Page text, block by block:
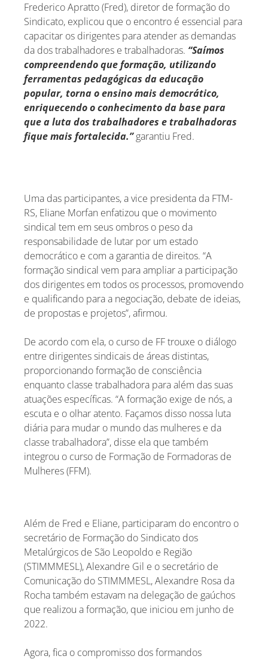
Frederico Apratto (Fred), diretor de formação do
Sindicato, explicou que o encontro é essencial para
capacitar os dirigentes para atender as demandas
da dos trabalhadores e trabalhadoras. “Saímos
compreendendo que formação, utilizando
ferramentas pedagógicas da educação
popular, torna o ensino mais democrático,
enriquecendo o conhecimento da base para
que a luta dos trabalhadores e trabalhadoras
fique mais fortalecida.”garantiu Fred.
Uma das participantes, a vice presidenta da FTM-
RS, Eliane Morfan enfatizou que o movimento
sindical tem em seus ombros o peso da
responsabilidade de lutar por um estado
democrático e com a garantia de direitos. “A
formação sindical vem para ampliar a participação
dos dirigentes em todos os processos, promovendo
e qualificando para a negociação, debate de ideias,
de propostas e projetos”, afirmou.
De acordo com ela, o curso de FF trouxe o diálogo
entre dirigentes sindicais de áreas distintas,
proporcionando formação de consciência
enquanto classe trabalhadora para além das suas
atuações específicas. “A formação exige de nós, a
escuta e o olhar atento. Façamos disso nossa luta
diária para mudar o mundo das mulheres e da
classe trabalhadora”, disse ela que também
integrou o curso de Formação de Formadoras de
Mulheres (FFM).
Além de Fred e Eliane, participaram do encontro o
secretário de Formação do Sindicato dos
Metalúrgicos de São Leopoldo e Região
(STIMMMESL), Alexandre Gil e o secretário de
Comunicação do STIMMMESL, Alexandre Rosa da
Rocha também estavam na delegação de gaúchos
que realizou a formação, que iniciou em junho de
2022.
Agora, fica o compromisso dos formandos